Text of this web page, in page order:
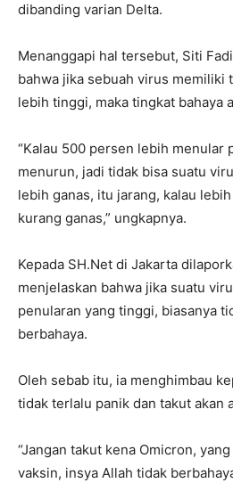
dibanding varian Delta.
Menanggapi hal tersebut, Siti
bahwa jika sebuah virus memiliki
lebih tinggi, maka tingkat bahaya
“Kalau 500 persen lebih menular
menurun, jadi tidak bisa suatu
lebih ganas, itu jarang, kalau
kurang ganas,” ungkapnya.
Kepada SH.Net di Jakarta
menjelaskan bahwa jika suatu
penularan yang tinggi, biasanya
berbahaya.
Oleh sebab itu, ia menghimbau
tidak terlalu panik dan takut akan
“Jangan takut kena Omicron,
vaksin, insya Allah tidak